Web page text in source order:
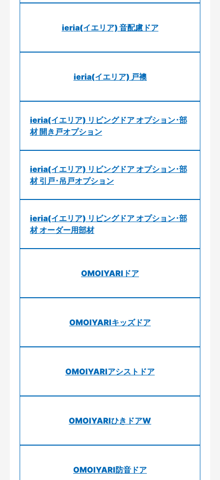
ieria(イエリア) 音配慮ドア
ieria(イエリア) 戸襖
ieria(イエリア) リビングドア オプション･部
材 開き戸オプション
ieria(イエリア) リビングドア オプション･部
材 引戸･吊戸オプション
ieria(イエリア) リビングドア オプション･部
材 オーダー用部材
OMOIYARIドア
OMOIYARIキッズドア
OMOIYARIアシストドア
OMOIYARIひきドアW
OMOIYARI防音ドア